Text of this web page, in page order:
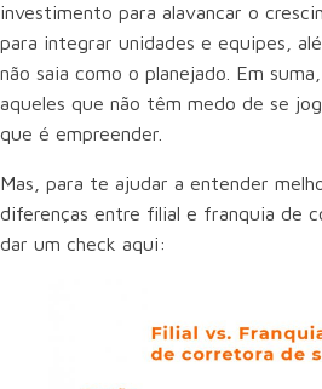
investimento para alavancar o
para integrar unidades e equipes,
não saia como o planejado. Em
aqueles que não têm medo de se
que é empreender.
Mas, para te ajudar a entender
diferenças entre filial e franquia de
dar um check aqui: